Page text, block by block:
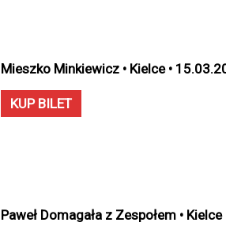
Mieszko Minkiewicz • Kielce •
KUP BILET
Paweł Domagała z Zespołem •